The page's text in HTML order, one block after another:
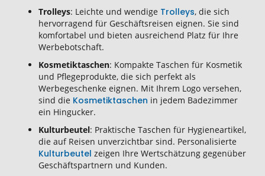
Trolleys: Leichte und wendige Trolleys, die sich
hervorragend für Geschäftsreisen eignen. Sie sind
komfortabel und bieten ausreichend Platz für Ihre
Werbebotschaft.
Kosmetiktaschen: Kompakte Taschen für Kosmetik
und Pflegeprodukte, die sich perfekt als
Werbegeschenke eignen. Mit Ihrem Logo versehen,
sind die Kosmetiktaschen in jedem Badezimmer
ein Hingucker.
Kulturbeutel: Praktische Taschen für Hygieneartikel,
die auf Reisen unverzichtbar sind. Personalisierte
Kulturbeutel zeigen Ihre Wertschätzung gegenüber
Geschäftspartnern und Kunden.